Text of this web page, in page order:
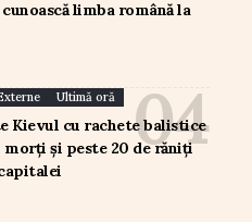
limba română la
Ultimă oră
Kievul cu rachete balistice
morți și peste 20 de răniți